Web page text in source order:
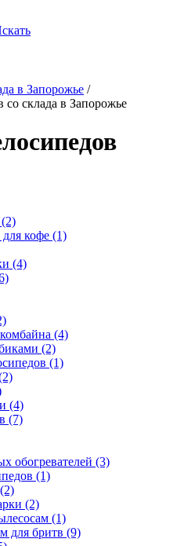
в Запорожье /
со склада в Запорожье
кофе (1)
(4)
(4)
(2)
(1)
(4)
(7)
обогревателей (3)
(1)
(2)
(1)
для бритв (9)